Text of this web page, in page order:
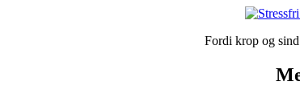
Fordi krop og